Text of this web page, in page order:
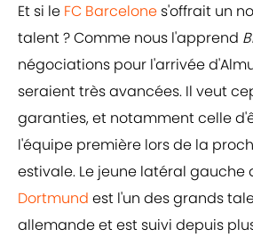
Et si le FC Barcelone s'offrait un
talent ? Comme nous l'apprend
négociations pour l'arrivée
seraient très avancées. Il veut
garanties, et notamment celle
l'équipe première lors de la
estivale. Le jeune latéral gauche
Dortmund est l'un des grands
allemande et est suivi depuis